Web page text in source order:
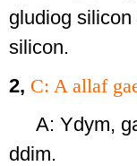
gludiog
silicon.
2, C: A allaf
A: Ydym,
ddim.